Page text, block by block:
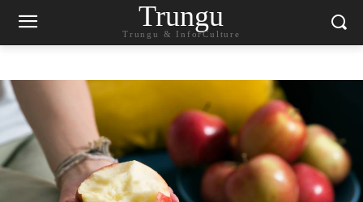
Trungu
Trungu & InforCulture